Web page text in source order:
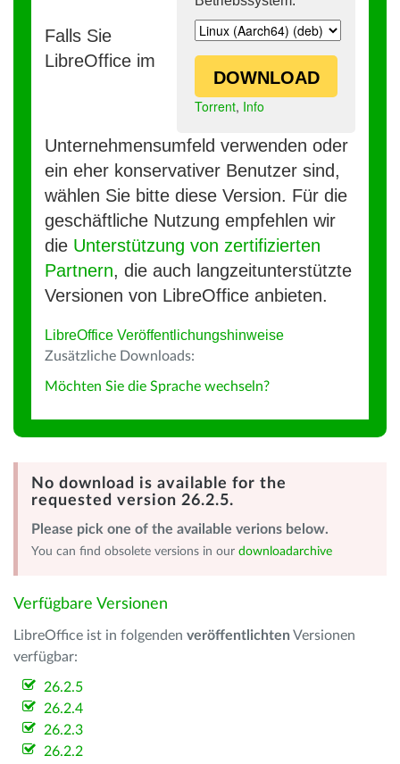
DOWNLOAD
Torrent, Info
Falls Sie
LibreOffice im
Unternehmensumfeld verwenden oder
ein eher konservativer Benutzer sind,
wählen Sie bitte diese Version. Für die
geschäftliche Nutzung empfehlen wir
die Unterstützung von zertifizierten
Partnern, die auch langzeitunterstützte
Versionen von LibreOffice anbieten.
LibreOffice Veröffentlichungshinweise
Zusätzliche Downloads:
Möchten Sie die Sprache wechseln?
No download is available for the
requested version 26.2.5.
Please pick one of the available verions below.
You can find obsolete versions in our downloadarchive
Verfügbare Versionen
LibreOffice ist in folgenden veröffentlichten Versionen
verfügbar:
26.2.5
26.2.4
26.2.3
26.2.2